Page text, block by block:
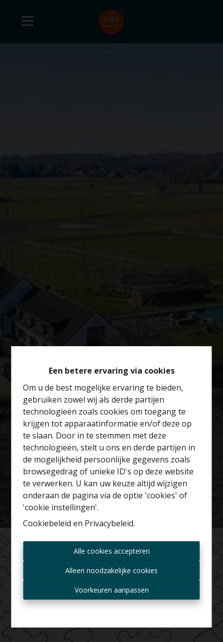
Een betere ervaring via cookies
Om u de best mogelijke ervaring te bieden,
gebruiken zowel wij als derde partijen
technologieën zoals cookies om toegang te
krijgen tot apparaatinformatie en/of deze op
te slaan. Door in te stemmen met deze
technologieën, stelt u ons en derde partijen in
de mogelijkheid persoonlijke gegevens zoals
browsegedrag of unieke ID's op deze website
te verwerken. U kan uw keuze altijd wijzigen
onderaan de pagina via de optie 'cookies' of
'cookie instellingen'.
Cookiebeleid en Privacybeleid.
Alle cookies accepteren
Alleen noodzakelijke cookies
Voorkeuren aanpassen
Benieuwd naar de
waarde van je huis?
Gratis schatting
Altijd als eerste op de
hoogte zijn van nieuwe
aanbiedingen?
Ontvang aanbod per mail